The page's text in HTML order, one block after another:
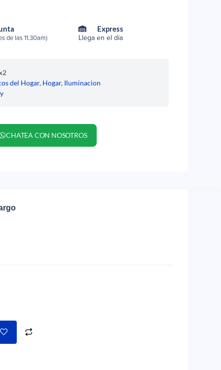
de las 11.30am)
Express
Llega en el día
del Hogar, Hogar, Iluminacion
CHATEA CON NOSOTROS